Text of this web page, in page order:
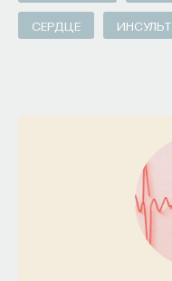
СЕРДЦЕ ИНСУЛЬТ